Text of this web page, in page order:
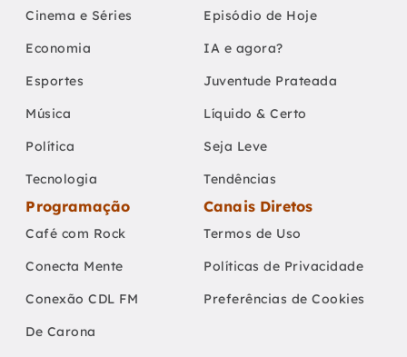
Cinema e Séries
Economia
Esportes
Música
Política
Tecnologia
Episódio de Hoje
IA e agora?
Juventude Prateada
Líquido & Certo
Seja Leve
Tendências
Programação
Café com Rock
Conecta Mente
Conexão CDL FM
De Carona
Canais Diretos
Termos de Uso
Políticas de Privacidade
Preferências de Cookies